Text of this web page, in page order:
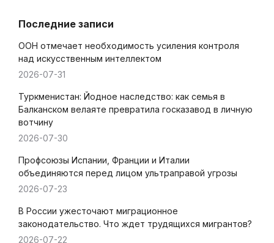
Последние записи
ООН отмечает необходимость усиления контроля
над искусственным интеллектом
2026-07-31
Туркменистан: Йодное наследство: как семья в
Балканском велаяте превратила госказавод в личную
вотчину
2026-07-30
Профсоюзы Испании, Франции и Италии
объединяются перед лицом ультраправой угрозы
2026-07-23
В России ужесточают миграционное
законодательство. Что ждет трудящихся мигрантов?
2026-07-22